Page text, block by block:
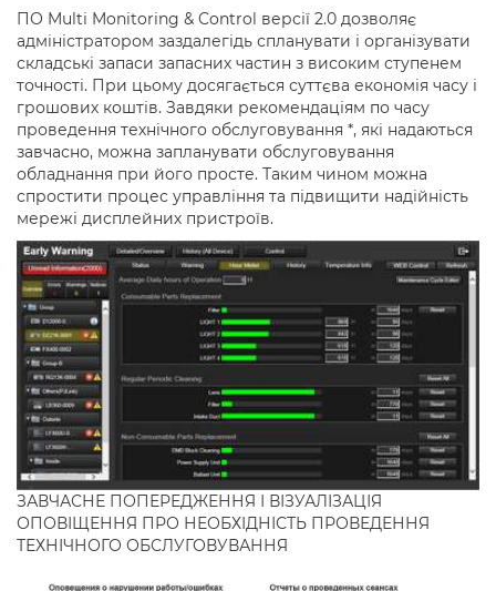
ПО Multi Monitoring & Control версії 2.0 дозволяє
адміністратором заздалегідь спланувати і організувати
складські запаси запасних частин з високим ступенем
точності. При цьому досягається суттєва економія часу і
грошових коштів. Завдяки рекомендаціям по часу
проведення технічного обслуговування *, які надаються
завчасно, можна запланувати обслуговування
обладнання при його просте. Таким чином можна
спростити процес управління та підвищити надійність
мережі дисплейних пристроїв.
ЗАВЧАСНЕ ПОПЕРЕДЖЕННЯ І ВІЗУАЛІЗАЦІЯ
ОПОВІЩЕННЯ ПРО НЕОБХІДНІСТЬ ПРОВЕДЕННЯ
ТЕХНІЧНОГО ОБСЛУГОВУВАННЯ